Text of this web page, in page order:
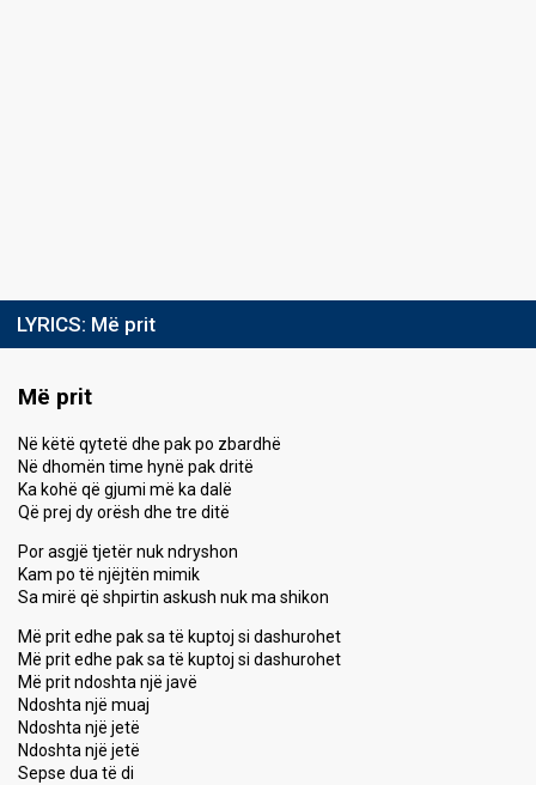
LYRICS: Më prit
Më prit
Në këtë qytetë dhe pak po zbardhë
Në dhomën time hynë pak dritë
Ka kohë që gjumi më ka dalë
Që prej dy orësh dhe tre ditë
Por asgjë tjetër nuk ndryshon
Kam po të njëjtën mimik
Sa mirë që shpirtin askush nuk ma shikon
Më prit edhe pak sa të kuptoj si dashurohet
Më prit edhe pak sa të kuptoj si dashurohet
Më prit ndoshta një javë
Ndoshta një muaj
Ndoshta një jetë
Ndoshta një jetë
Sepse dua të di